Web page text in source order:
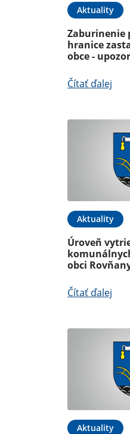
Aktuality
Zaburinenie
hranice
obce -
Čítať ďalej
Aktuality
Úroveň
obci
Čítať ďalej
Aktuality